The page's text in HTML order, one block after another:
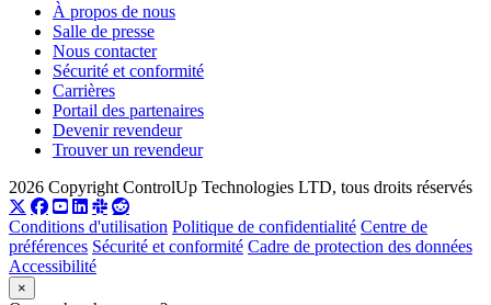
À propos de nous
Salle de presse
Nous contacter
Sécurité et conformité
Carrières
Portail des partenaires
Devenir revendeur
Trouver un revendeur
2026 Copyright ControlUp Technologies LTD, tous droits réservés
Conditions d'utilisation Politique de confidentialité Centre de
préférences Sécurité et conformité Cadre de protection des données
Accessibilité
×